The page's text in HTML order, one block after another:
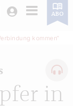
Login ABO
kommen“
in